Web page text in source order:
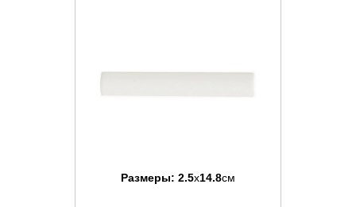
Размеры: 2.5x14.8см